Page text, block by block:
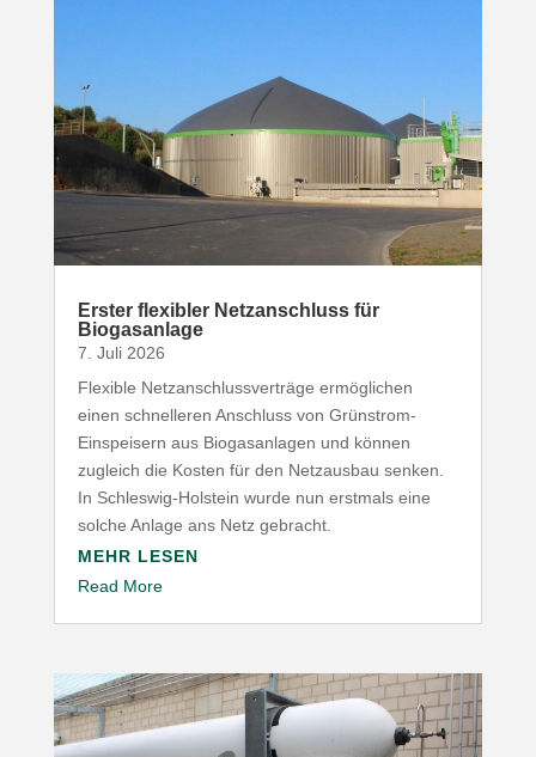
Erster flexibler Netz­an­schluss für
Biogasanlage
7. Juli 2026
Flexible Netz­an­schluss­ver­träge ermög­lichen
einen schnel­leren Anschluss von Grünstrom-​
Einspeisern aus Biogas­an­lagen und können
zugleich die Kosten für den Netz­ausbau senken.
In Schleswig-​Holstein wurde nun erstmals eine
solche Anlage ans Netz gebracht.
MEHR LESEN
Read More